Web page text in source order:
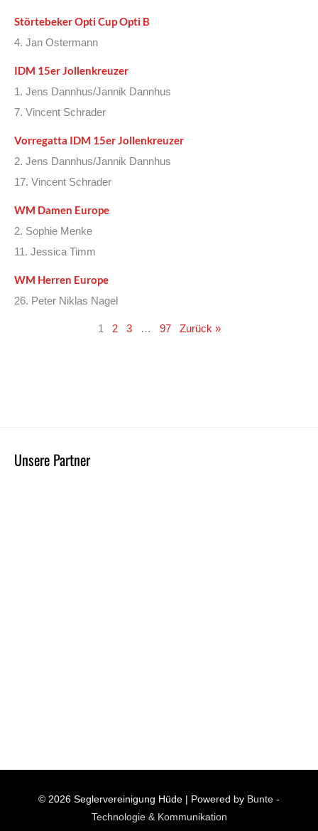
Störtebeker Opti Cup Opti B
4. Jan Ostermann
IDM 15er Jollenkreuzer
1. Jens Dannhus/Jannik Dannhus
7. Vincent Schrader
Vorregatta IDM 15er Jollenkreuzer
2. Jens Dannhus/Jannik Dannhus
17. Vincent Schrader
WM Damen Europe
2. Sophie Menke
11. Jessica Timm
WM Herren Europe
26. Peter Niklas Nagel
1 2 3 … 97 Zurück »
Unsere Partner
© 2026 Seglervereinigung Hüde | Powered by Bunte -
Technologie & Kommunikation